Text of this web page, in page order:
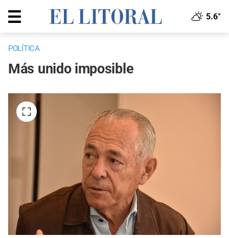
5.6°
POLÍTICA
Más unido imposible